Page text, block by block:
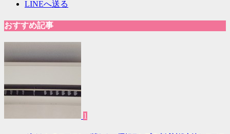
LINEへ送る
おすすめ記事
1